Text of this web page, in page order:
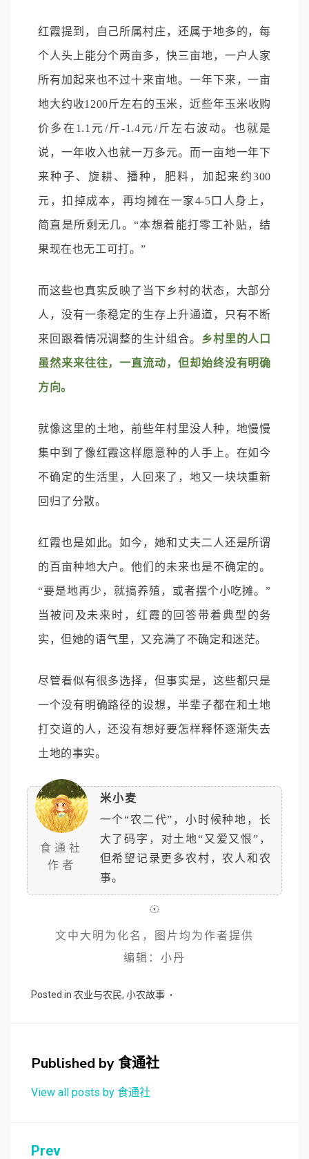
红霞提到，自己所属村庄，还属于地多的，每
个人头上能分个两亩多，快三亩地，一户人家
所有加起来也不过十来亩地。一年下来，一亩
地大约收1200斤左右的玉米，近些年玉米收购
价多在1.1元/斤-1.4元/斤左右波动。也就是
说，一年收入也就一万多元。而一亩地一年下
来种子、旋耕、播种，肥料，加起来约300
元，扣掉成本，再均摊在一家4-5口人身上，
简直是所剩无几。“本想着能打零工补贴，结
果现在也无工可打。”
而这些也真实反映了当下乡村的状态，大部分
人，没有一条稳定的生存上升通道，只有不断
来回跟着情况调整的生计组合。 乡村里的人口
虽然来来往往，一直流动，但却始终没有明确
方向。
就像这里的土地，前些年村里没人种，地慢慢
集中到了像红霞这样愿意种的人手上。在如今
不确定的生活里，人回来了，地又一块块重新
回归了分散。
红霞也是如此。如今，她和丈夫二人还是所谓
的百亩种地大户。他们的未来也是不确定的。
“要是地再少，就搞养殖，或者摆个小吃摊。”
当被问及未来时，红霞的回答带着典型的务
实，但她的语气里，又充满了不确定和迷茫。
尽管看似有很多选择，但事实是，这些都只是
一个没有明确路径的设想，半辈子都在和土地
打交道的人，还没有想好要怎样释怀逐渐失去
土地的事实。
食通社
作者
米小麦
一个“农二代”，小时候种地，长
大了码字，对土地“又爱又恨”，
但希望记录更多农村，农人和农
事。
文中大明为化名，图片均为作者提供
编辑：小丹
Posted in 农业与农民, 小农故事
Published by食通社
View all posts by 食通社
Prev